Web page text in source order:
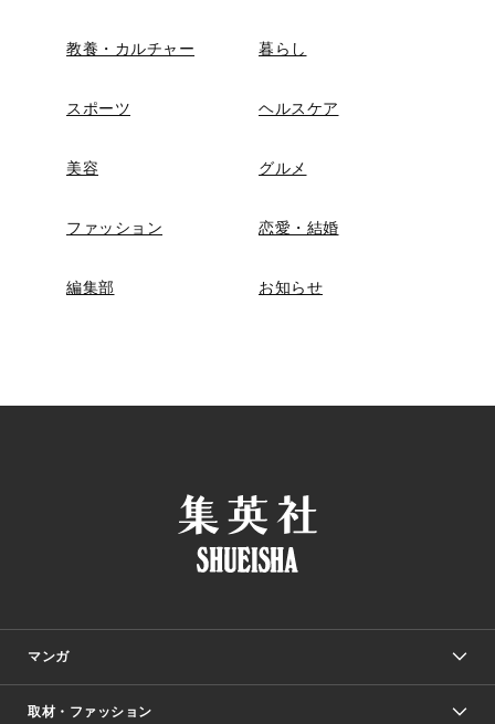
教養・カルチャー 暮らし
スポーツ ヘルスケア
美容 グルメ
ファッション 恋愛・結婚
編集部 お知らせ
マンガ
少年マンガ
取材・ファッション